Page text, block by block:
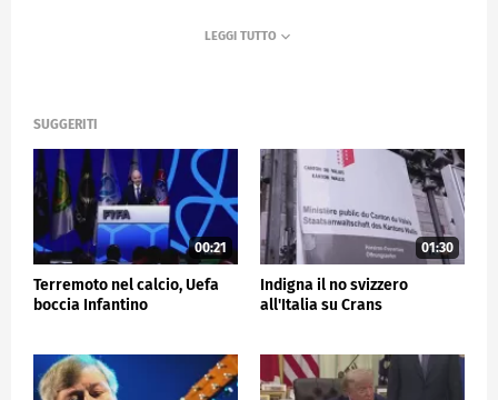
SUGGERITI
00:21
Terremoto nel calcio, Uefa
boccia Infantino
01:30
Indigna il no svizzero
all'Italia su Crans